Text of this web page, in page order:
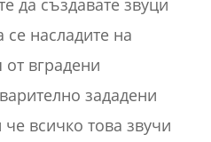
се насладите на
вградени
зададени
всичко това звучи